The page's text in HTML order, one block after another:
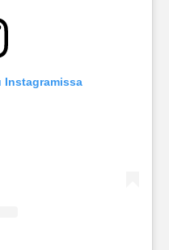
Instagramissa